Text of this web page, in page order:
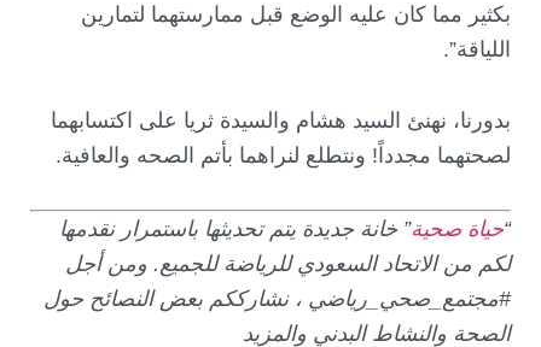
بكثير مما كان عليه الوضع قبل ممارستهما لتمارين
اللياقة”.
بدورنا، نهنئ السيد هشام والسيدة ثريا على اكتسابهما
لصحتهما مجدداً! ونتطلع لنراهما بأتم الصحه والعافية.
“حياة صحية” خانة جديدة يتم تحديثها باستمرار نقدمها
لكم من الاتحاد السعودي للرياضة للجميع. ومن أجل
#مجتمع_صحي_رياضي ، نشارككم بعض النصائح حول
الصحة والنشاط البدني والمزيد